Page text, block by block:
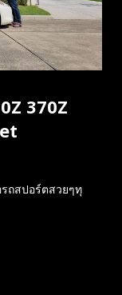
370Z
ถสปอร์ตสวยๆทุ